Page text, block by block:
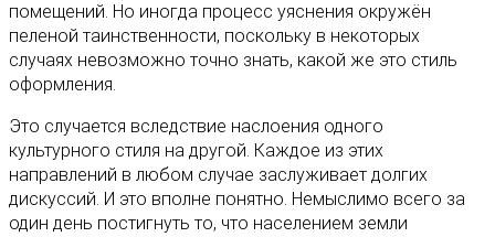
помещений. Но иногда процесс уяснения окружён
пеленой таинственности, поскольку в некоторых
случаях невозможно точно знать, какой же это стиль
оформления.
Это случается вследствие наслоения одного
культурного стиля на другой. Каждое из этих
направлений в любом случае заслуживает долгих
дискуссий. И это вполне понятно. Немыслимо всего за
один день постигнуть то, что населением земли